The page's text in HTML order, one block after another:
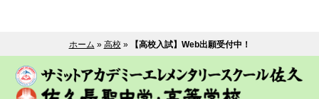
ホーム » 高校» 【高校入試】Web出願受付中！